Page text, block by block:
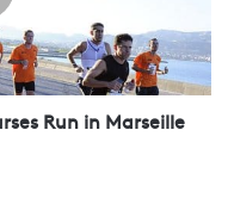
Run in Marseille